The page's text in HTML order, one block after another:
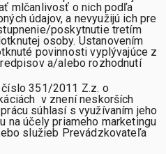
mlčanlivosť o nich podľa
údajov, a nevyužijú ich pre
poskytnutie tretím
osoby. Ustanovením
povinnosti vyplývajúce z
a/alebo rozhodnutí
351/2011 Z.z. o
v znení neskorších
súhlasí s využívaním jeho
na účely priameho marketingu
služieb Prevádzkovateľa